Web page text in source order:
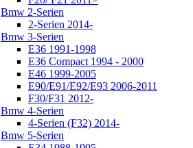
Bmw 2-Serien
2-Serien 2014-
Bmw 3-Serien
E36 1991-1998
E36 Compact 1994 - 2000
E46 1999-2005
E90/E91/E92/E93 2006-2011
F30/F31 2012-
Bmw 4-Serien
4-Serien (F32) 2014-
Bmw 5-Serien